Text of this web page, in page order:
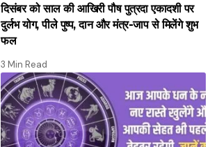
दिसंबर को साल की आखिरी पौष पुत्रदा एकादशी पर
दुर्लभ योग, पीले पुष्प, दान और मंत्र-जाप से मिलेंगे शुभ
फल
3 Min Read